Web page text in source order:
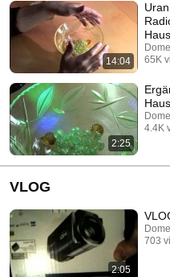
14:04
65K
2:25
4.4K
VLOG
2:05
703